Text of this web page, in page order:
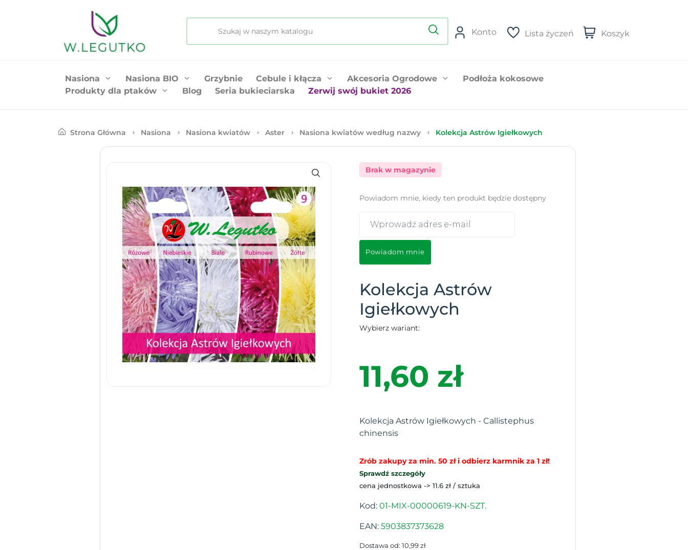
Konto Lista życzeń Koszyk
Nasiona Nasiona BIO Grzybnie Cebule i kłącza Akcesoria Ogrodowe
Podłoża kokosowe
Produkty dla ptaków
Blog Seria bukieciarska Zerwij swój bukiet 2026
Strona Główna Nasiona Nasiona kwiatów Aster Nasiona kwiatów według nazwy Kolekcja Astrów Igiełkowych
Brak w magazynie
Powiadom mnie, kiedy ten produkt będzie dostępny
Powiadom mnie
Kolekcja Astrów
Igiełkowych
Wybierz wariant:
11,60 zł
Kolekcja Astrów Igiełkowych - Callistephus
chinensis
Zrób zakupy za min. 50 zł i odbierz karmnik za 1 zł!
Sprawdź szczegóły
cena jednostkowa -> 11.6 zł / sztuka
Kod: 01-MIX-00000619-KN-SZT.
EAN: 5903837373628
Dostawa od: 10,99 zł